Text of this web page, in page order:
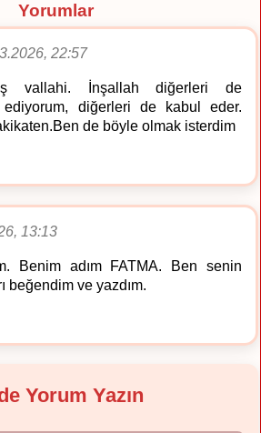
Yorumlar
22:57
vallahi. İnşallah diğerleri de
ediyorum, diğerleri de kabul eder.
de böyle olmak isterdim
13:13
Benim adım FATMA. Ben senin
beğendim ve yazdım.
Yorum Yazın